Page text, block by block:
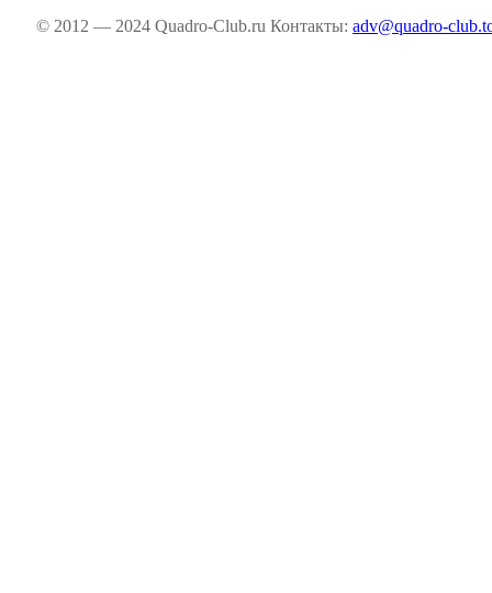
© 2012 — 2024 Quadro-Club.ru Контакты: adv@quadro-